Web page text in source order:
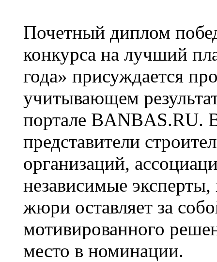
Почетный диплом
конкурса на лучший
года» присуждается
учитывающем
портале BANBAS.RU.
представители
организаций,
независимые
жюри оставляет за
мотивированного
место в номинации.